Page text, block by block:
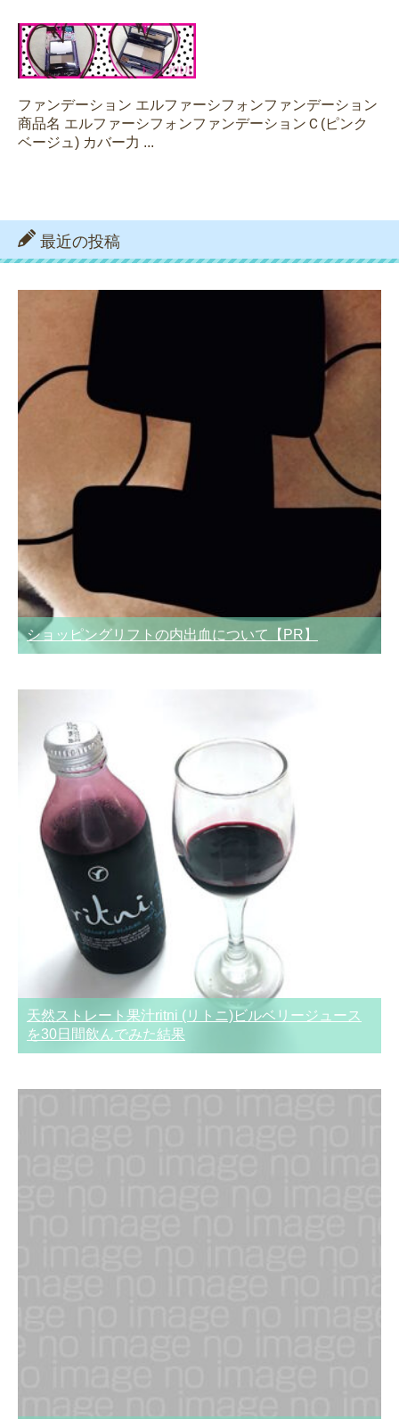
ファンデーション エルファーシフォンファンデーション
商品名 エルファーシフォンファンデーションＣ(ピンク
ベージュ) カバー力 ...
最近の投稿
ショッピングリフトの内出血について【PR】
天然ストレート果汁ritni (リトニ)ビルベリージュース
を30日間飲んでみた結果